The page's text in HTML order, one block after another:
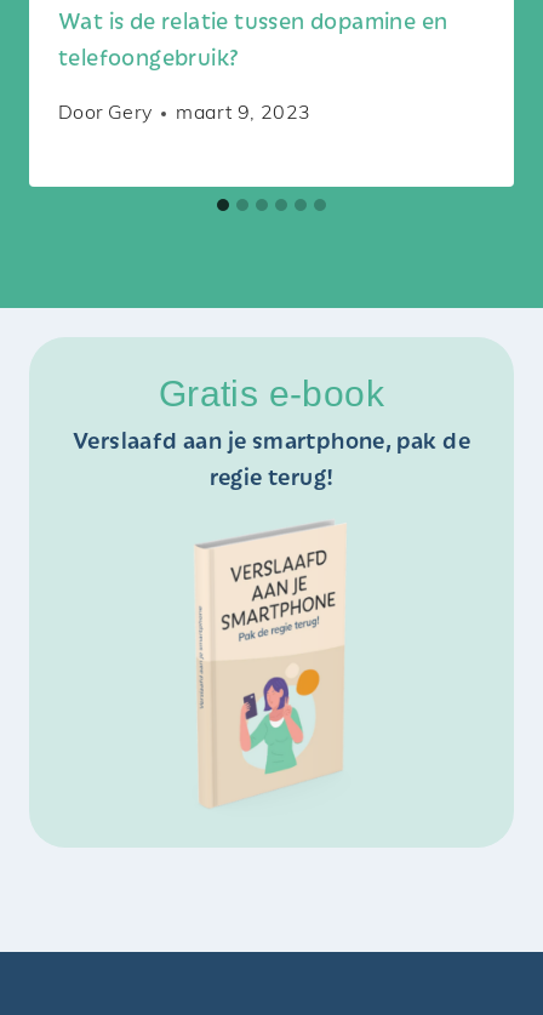
Wat is de relatie tussen dopamine en
telefoongebruik?
Door Gery maart 9, 2023
Gratis e-book
Verslaafd aan je smartphone, pak de
regie terug!